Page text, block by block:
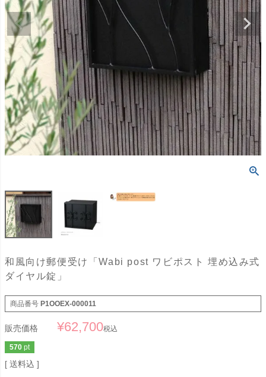
和風向け郵便受け「Wabi post ワビポスト 埋め込み式
ダイヤル錠」
商品番号 P1OOEX-000011
販売価格 ¥62,700税込
570 pt
送料込